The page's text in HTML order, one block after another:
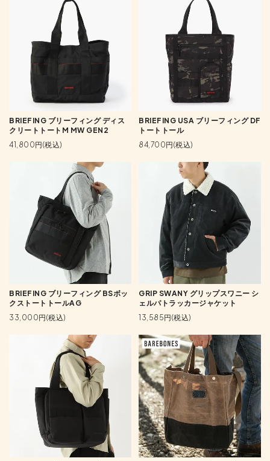
BRIEFING ブリーフィング ディス
クリートトートM MW GEN2
41,800円(税込)
BRIEFING USA ブリーフィング DF
トートトール
84,700円(税込)
BRIEFING ブリーフィング BSボッ
クストートトールAG
33,000円(税込)
GRIP SWANY グリップスワニー シ
ェルパトラッカージャケット
13,585円(税込)